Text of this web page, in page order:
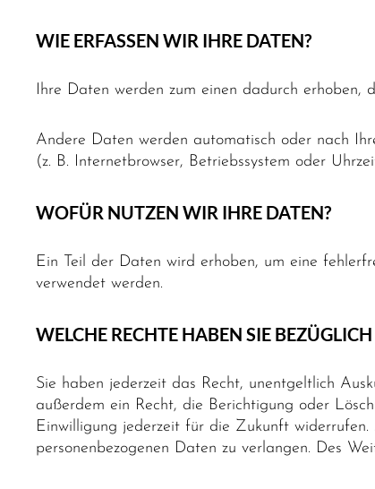
WIE ERFASSEN WIR IHRE DATEN?
Ihre Daten werden zum einen dadurch erhoben,
Andere Daten werden automatisch oder nach
(z. B. Internetbrowser, Betriebssystem oder
WOFÜR NUTZEN WIR IHRE DATEN?
Ein Teil der Daten wird erhoben, um eine
verwendet werden.
WELCHE RECHTE HABEN SIE
Sie haben jederzeit das Recht, unentgeltlich
außerdem ein Recht, die Berichtigung oder
Einwilligung jederzeit für die Zukunft
personenbezogenen Daten zu verlangen. Des